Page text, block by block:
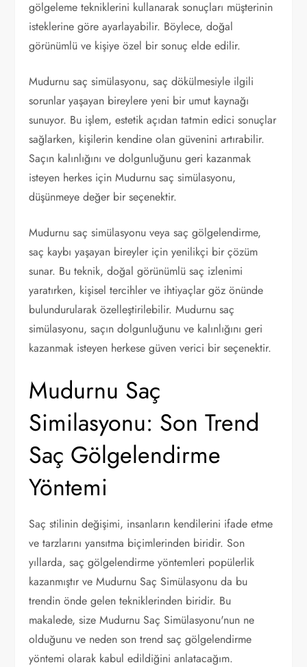
gölgeleme tekniklerini kullanarak sonuçları müşterinin
isteklerine göre ayarlayabilir. Böylece, doğal
görünümlü ve kişiye özel bir sonuç elde edilir.
Mudurnu saç simülasyonu, saç dökülmesiyle ilgili
sorunlar yaşayan bireylere yeni bir umut kaynağı
sunuyor. Bu işlem, estetik açıdan tatmin edici sonuçlar
sağlarken, kişilerin kendine olan güvenini artırabilir.
Saçın kalınlığını ve dolgunluğunu geri kazanmak
isteyen herkes için Mudurnu saç simülasyonu,
düşünmeye değer bir seçenektir.
Mudurnu saç simülasyonu veya saç gölgelendirme,
saç kaybı yaşayan bireyler için yenilikçi bir çözüm
sunar. Bu teknik, doğal görünümlü saç izlenimi
yaratırken, kişisel tercihler ve ihtiyaçlar göz önünde
bulundurularak özelleştirilebilir. Mudurnu saç
simülasyonu, saçın dolgunluğunu ve kalınlığını geri
kazanmak isteyen herkese güven verici bir seçenektir.
Mudurnu Saç
Similasyonu: Son Trend
Saç Gölgelendirme
Yöntemi
Saç stilinin değişimi, insanların kendilerini ifade etme
ve tarzlarını yansıtma biçimlerinden biridir. Son
yıllarda, saç gölgelendirme yöntemleri popülerlik
kazanmıştır ve Mudurnu Saç Simülasyonu da bu
trendin önde gelen tekniklerinden biridir. Bu
makalede, size Mudurnu Saç Simülasyonu'nun ne
olduğunu ve neden son trend saç gölgelendirme
yöntemi olarak kabul edildiğini anlatacağım.